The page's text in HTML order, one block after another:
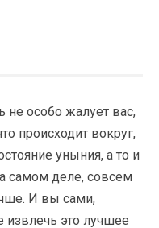
не особо жалует вас,
происходит вокруг,
уныния, а то и
самом деле, совсем
И вы сами,
это лучшее